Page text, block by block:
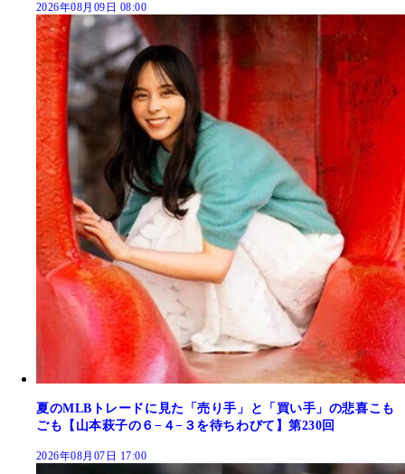
2026年08月09日 08:00
夏のMLBトレードに見た「売り手」と「買い手」の悲喜こも
ごも【山本萩子の６−４−３を待ちわびて】第230回
2026年08月07日 17:00